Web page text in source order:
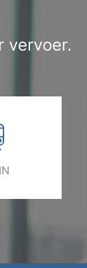
vervoer.